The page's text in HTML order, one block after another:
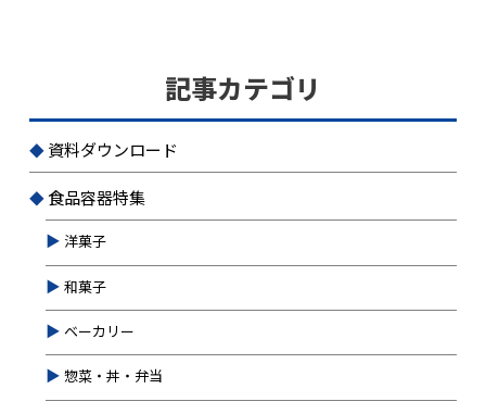
記事カテゴリ
資料ダウンロード
食品容器特集
洋菓子
和菓子
ベーカリー
惣菜・丼・弁当